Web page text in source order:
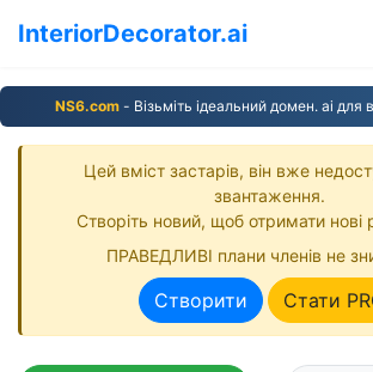
InteriorDecorator.ai
NS6.com- Візьміть ідеальний домен. ai для
Цей вміст застарів, він вже
звантаження.
Створіть новий, щоб отримати нові
ПРАВЕДЛИВІ плани членів не
Створити Стати